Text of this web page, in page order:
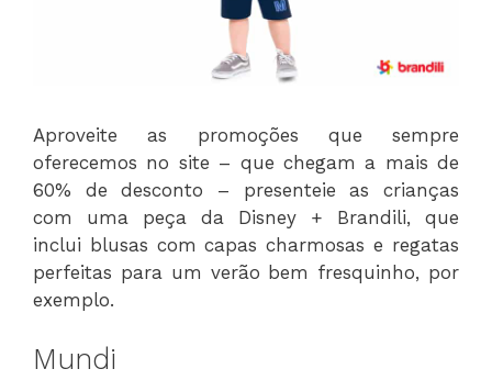
Aproveite as promoções que sempre
oferecemos no site – que chegam a mais de
60% de desconto – presenteie as crianças
com uma peça da Disney + Brandili, que
inclui blusas com capas charmosas e regatas
perfeitas para um verão bem fresquinho, por
exemplo.
Mundi